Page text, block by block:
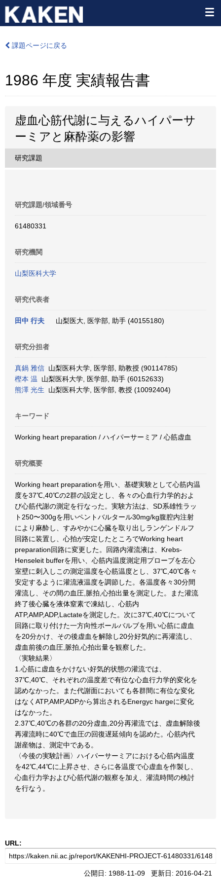
課題ページに戻る
1986 年度 実績報告書
虚血心筋代謝に与えるハイパーサ
ーミアと麻酔薬の影響
研究課題
研究課題/領域番号
61480331
研究機関
山梨医科大学
研究代表者
田中 行夫 山梨医大, 医学部, 助手 (40155180)
研究分担者
真鍋 雅信 山梨医科大学, 医学部, 助教授 (90114785)
樫本 温 山梨医科大学, 医学部, 助手 (60152633)
熊澤 光生 山梨医科大学, 医学部, 教授 (10092404)
キーワード
Working heart preparation / ハイパーサーミア / 心筋虚血
研究概要
Working heart preparationを用い、基礎実験として心筋内温
度を37℃,40℃の2群の設定とし、各々の心血行力学的およ
び心筋代謝の測定を行なった。実験方法は、SD系雄性ラッ
ト250〜300gを用いペントバルタール30mg/kg腹腔内注射
により麻酔し、すみやかに心臓を取り出しランゲンドルフ
回路に装置し、心拍が安定したところでWorking heart
preparation回路に変更した。回路内灌流液は、Krebs-
Henseleit bufferを用い、心筋内温度測定用プローブを左心
室壁に刺入しこの測定温度を心筋温度とし、37℃,40℃各々
安定するように灌流液温度を調節した。各温度各々30分間
灌流し、その間の血圧,脈拍,心拍出量を測定した。また灌流
終了後心臓を液体窒素で凍結し、心筋内
ATP,AMP,ADP,Lactateを測定した。次に37℃,40℃について
回路に取り付けた一方向性ボールバルブを用い心筋に虚血
を20分かけ、その後虚血を解除し20分好気的に再灌流し、
虚血前後の血圧,脈拍,心拍出量を観察した。
〈実験結果〉
1.心筋に虚血をかけない好気的状態の灌流では、
37℃,40℃、それぞれの温度差で有位な心血行力学的変化を
認めなかった。また代謝面においても各群間に有位な変化
はなくATP,AMP,ADPから算出されるEnergyc hargeに変化
はなかった。
2.37℃,40℃の各群の20分虚血,20分再灌流では、虚血解除後
再灌流時に40℃で血圧の回復遅延傾向を認めた。心筋内代
謝産物は、測定中である。
〈今後の実験計画〉ハイパーサーミアにおける心筋内温度
を42℃,44℃に上昇させ、さらに各温度で心虚血を作製し、
心血行力学および心筋代謝の観察を加え、灌流時間の検討
を行なう。
URL:
公開日: 1988-11-09 更新日: 2016-04-21